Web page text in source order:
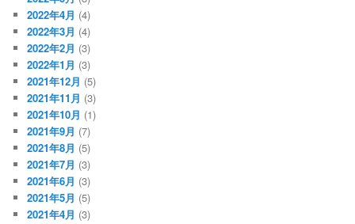
2022年4月 (4)
2022年3月 (4)
2022年2月 (3)
2022年1月 (3)
2021年12月 (5)
2021年11月 (3)
2021年10月 (1)
2021年9月 (7)
2021年8月 (5)
2021年7月 (3)
2021年6月 (3)
2021年5月 (5)
2021年4月 (3)